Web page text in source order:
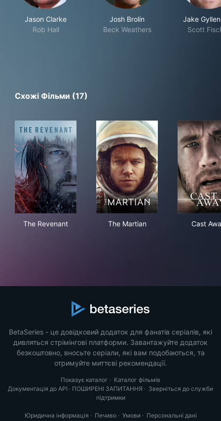
Jason Clarke
Rob Hall
Josh Brolin
Beck Weathers
Jake
Scott
Схожі Фільми (17)
The Revenant The Martian Cast
BetaSeries - це довідковий додаток для фанатів серіалів, які
дивляться стрімінгові платформи. Завантажуйте додаток
безкоштовно, вносьте серіали, які вам подобаються, та
отримуйте миттєві рекомендації.
Показує каталог · Каталог фільмів
Документація до API · ПОШИРЕНІ ЗАПИТАННЯ · Зверніться до служби
підтримки
Юридична інформація · Печиво· Умови· Персональні дані